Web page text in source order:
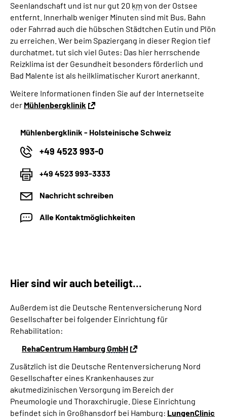
Seenlandschaft und ist nur gut 20 km von der Ostsee
entfernt. Innerhalb weniger Minuten sind mit Bus, Bahn
oder Fahrrad auch die hübschen Städtchen Eutin und Plön
zu erreichen. Wer beim Spaziergang in dieser Region tief
durchatmet, tut sich viel Gutes: Das hier herrschende
Reizklima ist der Gesundheit besonders förderlich und
Bad Malente ist als heilklimatischer Kurort anerkannt.
Weitere Informationen finden Sie auf der Internetseite
der Mühlenbergklinik
Mühlenbergklinik - Holsteinische Schweiz
+49 4523 993-0
+49 4523 993-3333
Nachricht schreiben
Alle Kontaktmöglichkeiten
Hier sind wir auch beteiligt...
Außerdem ist die Deutsche Rentenversicherung Nord
Gesellschafter bei folgender Einrichtung für
Rehabilitation:
RehaCentrum HamburgGmbH
Zusätzlich ist die Deutsche Rentenversicherung Nord
Gesellschafter eines Krankenhauses zur
akutmedizinischen Versorgung im Bereich der
Pneumologie und Thoraxchirugie. Diese Einrichtung
befindet sich in Großhansdorf bei Hamburg: LungenClinic